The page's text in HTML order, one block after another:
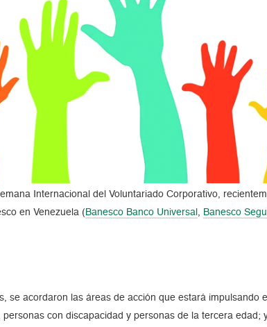
Internacional del Voluntariado Corporativo,
en Venezuela ( Banesco Banco Universal Banesco
se acordaron las áreas de acción que estará impulsando
con discapacidad y personas de la tercera edad;